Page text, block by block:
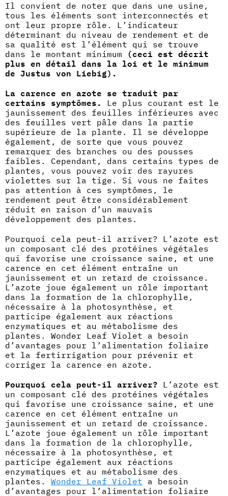
Il convient de noter que dans une usine,
tous les éléments sont interconnectés et
ont leur propre rôle. L’indicateur
déterminant du niveau de rendement et de
sa qualité est l’élément qui se trouve
dans le montant minimum
(ceci est décrit
plus en détail dans la loi et le minimum
de Justus von Liebig).
La carence en azote se traduit par
certains symptômes.
Le plus courant est le
jaunissement des feuilles inférieures avec
des feuilles vert pâle dans la partie
supérieure de la plante. Il se développe
également, de sorte que vous pouvez
remarquer des branches ou des pousses
faibles. Cependant, dans certains types de
plantes, vous pouvez voir des rayures
violettes sur la tige. Si vous ne faites
pas attention à ces symptômes, le
rendement peut être considérablement
réduit en raison d’un mauvais
développement des plantes.
Pourquoi cela peut-il arriver? L’azote est
un composant clé des protéines végétales
qui favorise une croissance saine, et une
carence en cet élément entraîne un
jaunissement et un retard de croissance.
L’azote joue également un rôle important
dans la formation de la chlorophylle,
nécessaire à la photosynthèse, et
participe également aux réactions
enzymatiques et au métabolisme des
plantes. Wonder Leaf Violet a besoin
d’avantages pour l’alimentation foliaire
et la fertirrigation pour prévenir et
corriger la carence en azote.
Pourquoi cela peut-il arriver? L’azote est
un composant clé des protéines végétales
qui favorise une croissance saine, et une
carence en cet élément entraîne un
jaunissement et un retard de croissance.
L’azote joue également un rôle important
dans la formation de la chlorophylle,
nécessaire à la photosynthèse, et
participe également aux réactions
enzymatiques et au métabolisme des
plantes. Wonder Leaf Violet a besoin
d’avantages pour l’alimentation foliaire